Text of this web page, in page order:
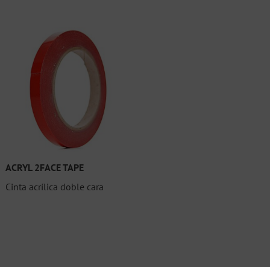
ACRYL 2FACE TAPE
Cinta acrílica doble cara